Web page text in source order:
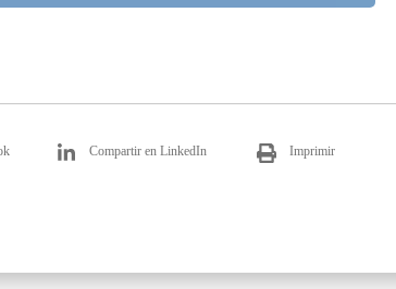
Compartir en LinkedIn Imprimir